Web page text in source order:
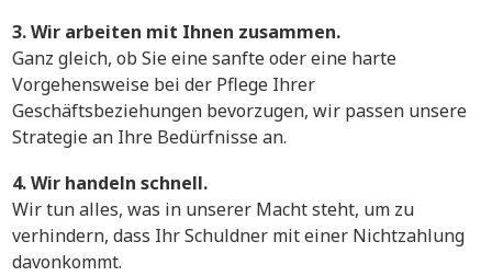
3. Wir arbeiten mit Ihnen zusammen.
Ganz gleich, ob Sie eine sanfte oder eine harte
Vorgehensweise bei der Pflege Ihrer
Geschäftsbeziehungen bevorzugen, wir passen unsere
Strategie an Ihre Bedürfnisse an.
4. Wir handeln schnell.
Wir tun alles, was in unserer Macht steht, um zu
verhindern, dass Ihr Schuldner mit einer Nichtzahlung
davonkommt.